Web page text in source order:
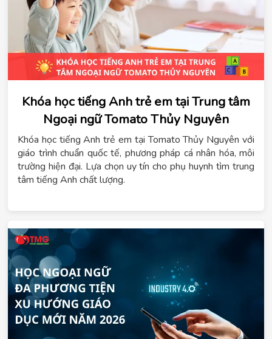
Khóa học tiếng Anh trẻ em tại Trung tâm
Ngoại ngữ Tomato Thủy Nguyên
Khóa học tiếng Anh trẻ em tại Tomato Thủy Nguyên với
giáo trình chuẩn quốc tế, phương pháp cá nhân hóa, môi
trường hiện đại. Lựa chọn uy tín cho phụ huynh tìm trung
tâm tiếng Anh chất lượng.